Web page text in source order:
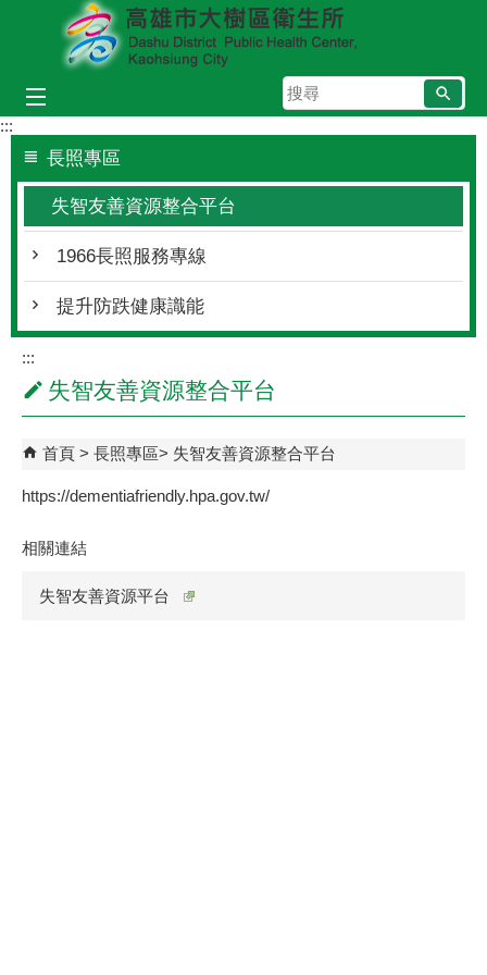
跳到主要內容區塊
搜
尋
:::
長照專區
失智友善資源整合平台
1966長照服務專線
提升防跌健康識能
:::
失智友善資源整合平台
首頁 長照專區 失智友善資源整合平台
https://dementiafriendly.hpa.gov.tw/
相關連結
失智友善資源平台